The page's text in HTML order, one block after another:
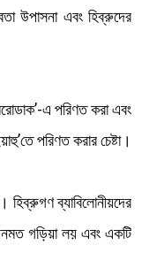
উপাসনা এবং হিব্রুদের
এ পরিণত করা এবং
পরিণত করার চেষ্টা।
হিব্রুগণ ব্যাবিলোনীয়দের
গড়িয়া লয় এবং একটি